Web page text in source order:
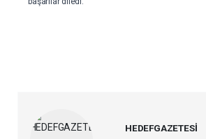
HEDEFGAZETESİ